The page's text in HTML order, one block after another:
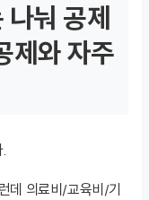
눠 공제
제와 자주
데 의료비/교육비/기